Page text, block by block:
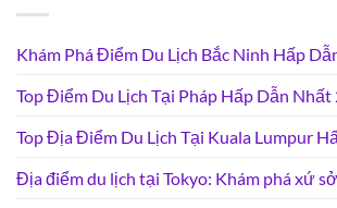
Khám Phá Điểm Du Lịch Bắc Ninh Hấp
Top Điểm Du Lịch Tại Pháp Hấp Dẫn Nhất
Top Địa Điểm Du Lịch Tại Kuala Lumpur
Địa điểm du lịch tại Tokyo: Khám phá xứ